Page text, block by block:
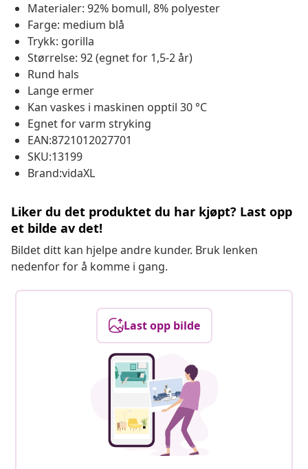
Materialer: 92% bomull, 8% polyester
Farge: medium blå
Trykk: gorilla
Størrelse: 92 (egnet for 1,5-2 år)
Rund hals
Lange ermer
Kan vaskes i maskinen opptil 30 °C
Egnet for varm stryking
EAN:8721012027701
SKU:13199
Brand:vidaXL
Liker du det produktet du har kjøpt? Last opp
et bilde av det!
Bildet ditt kan hjelpe andre kunder. Bruk lenken
nedenfor for å komme i gang.
Last opp bilde